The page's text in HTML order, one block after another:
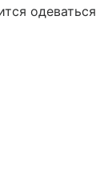
одеваться